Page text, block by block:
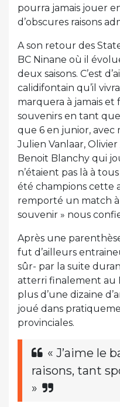
pourra jamais jouer
d’obscures raisons
A son retour des
BC Ninane où il
deux saisons. C’est
calidifontain qu’il
marquera à jamais et
souvenirs en tant
que 6 en junior, avec
Julien Vanlaar,
Benoit Blanchy qui
n’étaient pas là à
été champions cette
remporté un match à
souvenir » nous
Après une
fut d’ailleurs
sûr- par la suite
atterri finalement au
plus d’une dizaine
joué dans
provinciales.
« J’aime le
raisons, tant
»